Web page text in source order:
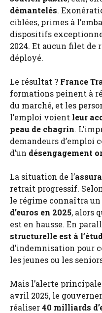
démantelés.
ciblées, primes à
dispositifs
2024. Et aucun filet de
déployé.
Le résultat ? France
formations peinent à
du marché, et les
l’emploi voient leur
peau de chagrin.
demandeurs d’emploi
d’un désengagement
La situation de l’
retrait progressif.
le régime connaîtra
d’euros en 2025, alors
est en hausse. En
structurelle est à
d’indemnisation pour
les jeunes ou les
Mais l’alerte principale
avril 2025, le
réaliser40 milliards